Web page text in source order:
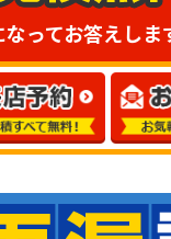
ってお答えしま